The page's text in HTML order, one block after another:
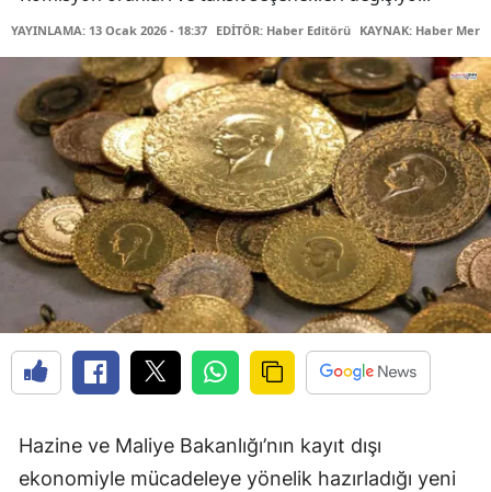
YAYINLAMA: 13 Ocak 2026 - 18:37 EDİTÖR: Haber Editörü KAYNAK: Haber
Hazine ve Maliye Bakanlığı’nın kayıt dışı
ekonomiyle mücadeleye yönelik hazırladığı yeni